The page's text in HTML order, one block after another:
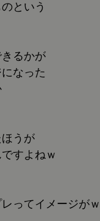
という
るかが
なった
ほうが
すよねｗ
ってイメージがｗ